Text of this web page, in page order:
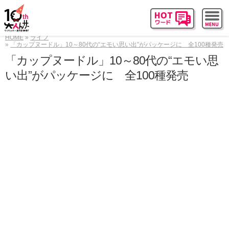
HOME
ライフ
「カップヌードル」10～80代の“エモい思い出”がパッケージに 全100種発売
「カップヌードル」10～80代の“エモい思
い出”がパッケージに 全100種発売